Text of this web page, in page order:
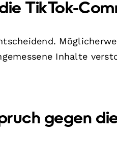
TikTok-
Inhalte
gegen